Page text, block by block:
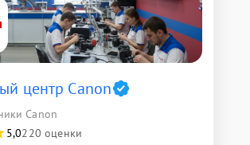
центр Canon
Canon
5,0220 оценки